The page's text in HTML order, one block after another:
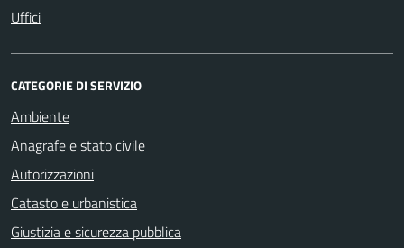
Uffici
CATEGORIE DI SERVIZIO
Ambiente
Anagrafe e stato civile
Autorizzazioni
Catasto e urbanistica
Giustizia e sicurezza pubblica